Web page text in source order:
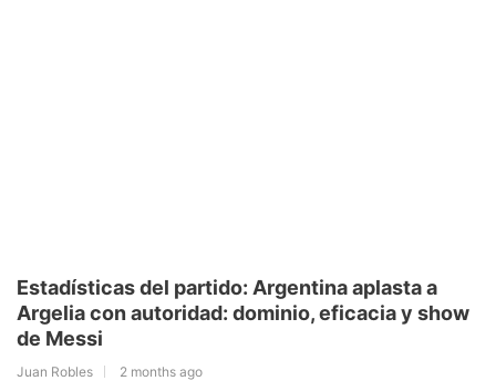
Estadísticas del partido: Argentina aplasta a
Argelia con autoridad: dominio, eficacia y show
de Messi
Juan Robles 2 months ago